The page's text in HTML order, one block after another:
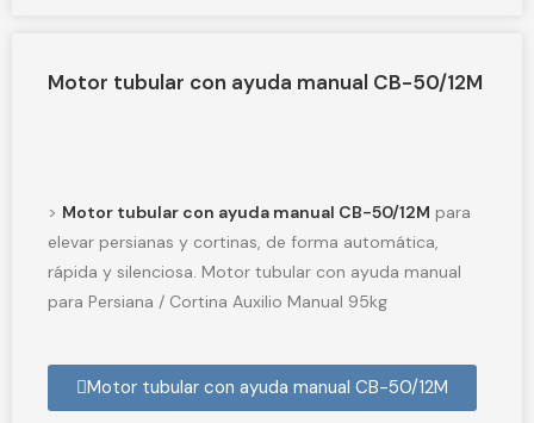
Motor tubular con ayuda manual CB-50/12M
> Motor tubular con ayuda manual CB-50/12M para
elevar persianas y cortinas, de forma automática,
rápida y silenciosa. Motor tubular con ayuda manual
para Persiana / Cortina Auxilio Manual 95kg
Motor tubular con ayuda manual CB-50/12M